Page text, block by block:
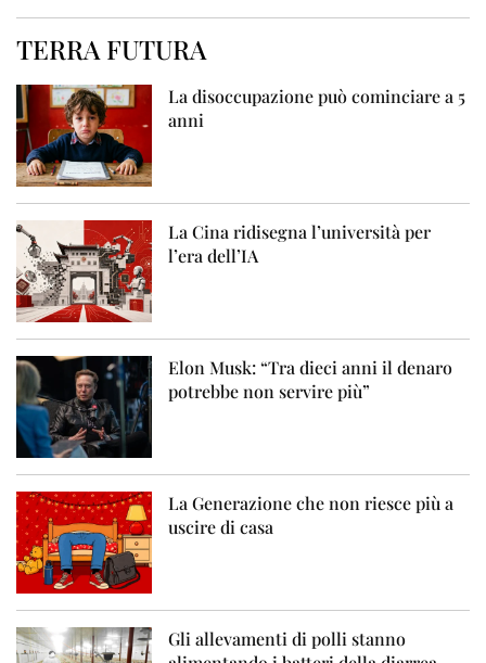
TERRA FUTURA
La disoccupazione può cominciare a 5
anni
La Cina ridisegna l’università per
l’era dell’IA
Elon Musk: “Tra dieci anni il denaro
potrebbe non servire più”
La Generazione che non riesce più a
uscire di casa
Gli allevamenti di polli stanno